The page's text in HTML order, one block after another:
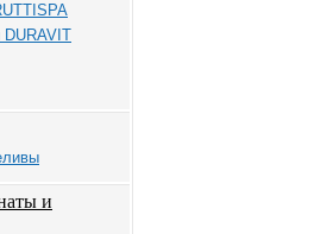
DURAVIT
и